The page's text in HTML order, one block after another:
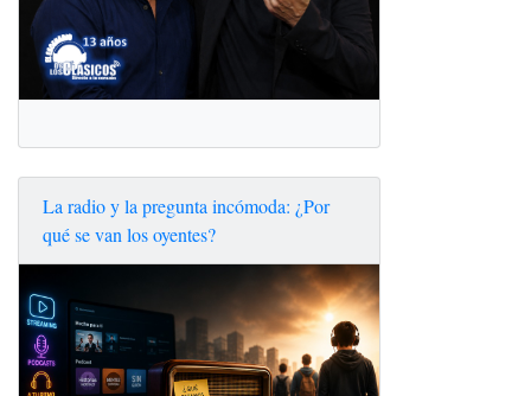
La radio y la pregunta incómoda: ¿Por
qué se van los oyentes?